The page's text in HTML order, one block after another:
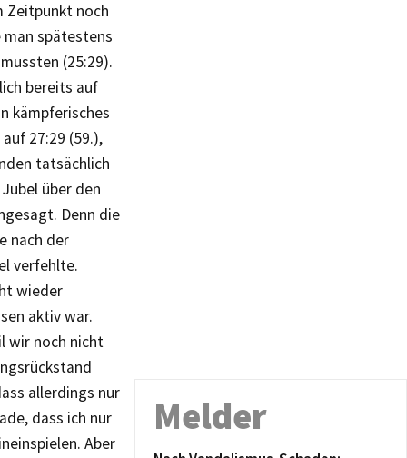
Zeitpunkt noch
spätestens
(25:29).
bereits auf
kämpferisches
27:29 (59.),
tatsächlich
über den
Denn die
nach der
verfehlte.
wieder
aktiv war.
wir noch nicht
allerdings nur
dass ich nur
Aber
Melder